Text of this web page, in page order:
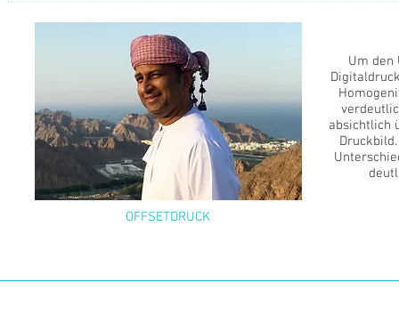
OFFSETDRUCK
Um den
absichtlich